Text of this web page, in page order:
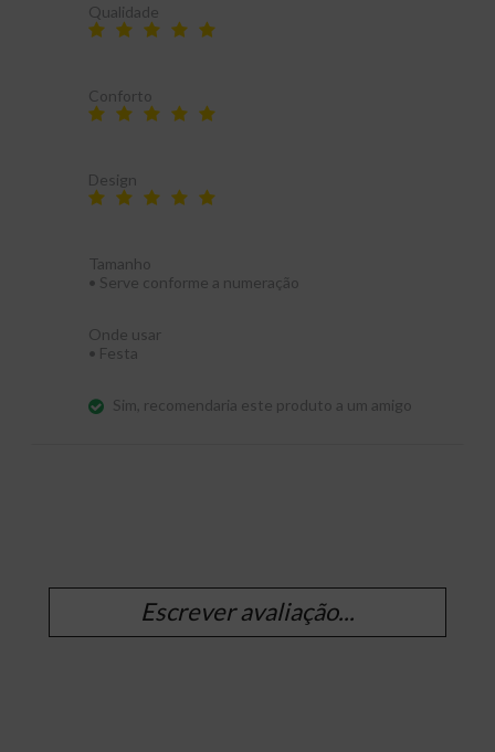
Qualidade
Conforto
Design
Tamanho
• Serve conforme a numeração
Onde usar
• Festa
Sim, recomendaria este produto a um amigo
Escrever avaliação...